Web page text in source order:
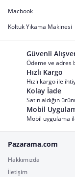
Macbook
Koltuk Yıkama Makinesi
Güvenli
Ödeme ve adres
Hızlı Kargo
Hızlı kargo ile
Kolay İade
Satın aldığın
Mobil
Mobil uygulama
Pazarama.com
Hakkımızda
İletişim